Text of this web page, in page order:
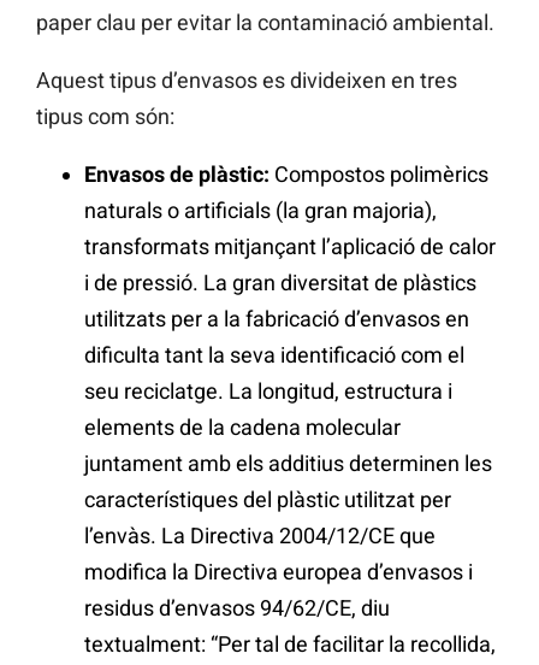
paper clau per evitar la contaminació ambiental.
Aquest tipus d’envasos es divideixen en tres
tipus com són:
Envasos de plàstic: Compostos polimèrics
naturals o artificials (la gran majoria),
transformats mitjançant l’aplicació de calor
i de pressió. La gran diversitat de plàstics
utilitzats per a la fabricació d’envasos en
dificulta tant la seva identificació com el
seu reciclatge. La longitud, estructura i
elements de la cadena molecular
juntament amb els additius determinen les
característiques del plàstic utilitzat per
l’envàs. La Directiva 2004/12/CE que
modifica la Directiva europea d’envasos i
residus d’envasos 94/62/CE, diu
textualment: “Per tal de facilitar la recollida,